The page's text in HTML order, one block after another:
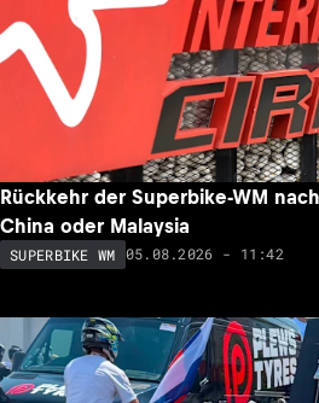
Rückkehr der Superbike-WM
China oder Malaysia
SUPERBIKE WM 05.08.2026 - 11:42